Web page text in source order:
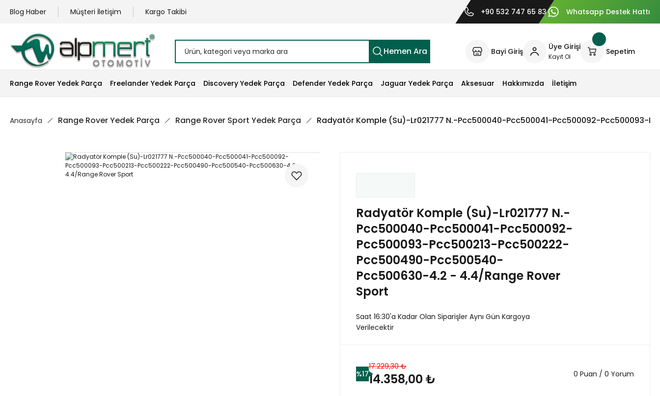
Blog Haber Müşteri İletişim Kargo Takibi +90 532 747 65 83 Whatsapp Destek Hattı
Hemen Ara Bayi Giriş Üye Girişi
Kayıt Ol
Sepetim
Range Rover Yedek Parça Freelander Yedek Parça Discovery Yedek Parça Defender Yedek Parça Jaguar Yedek Parça Aksesuar Hakkımızda İletişim
Anasayfa Range Rover Yedek Parça Range Rover Sport Yedek Parça Radyatör Komple (Su)-Lr021777 N.-Pcc500040-Pcc500041-Pcc500092-
Radyatör Komple (Su)-Lr021777 N.-
Pcc500040-Pcc500041-Pcc500092-
Pcc500093-Pcc500213-Pcc500222-
Pcc500490-Pcc500540-
Pcc500630-4.2 - 4.4/Range Rover
Sport
Saat 16:30'a Kadar Olan Siparişler Aynı Gün Kargoya
Verilecektir
%17
17.229,30 ₺
14.358,00 ₺ 0 Puan / 0 Yorum